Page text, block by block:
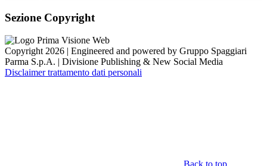
Sezione Copyright
Copyright 2026 | Engineered and powered by Gruppo Spaggiari
Parma S.p.A. | Divisione Publishing & New Social Media
Disclaimer trattamento dati personali